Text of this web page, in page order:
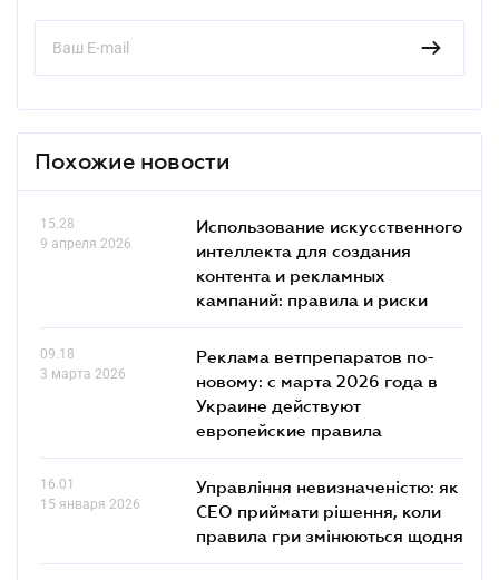
Похожие новости
15.28
9 апреля 2026
Использование искусственного
интеллекта для создания
контента и рекламных
кампаний: правила и риски
09.18
3 марта 2026
Реклама ветпрепаратов по-
новому: с марта 2026 года в
Украине действуют
европейские правила
16.01
15 января 2026
Управління невизначеністю: як
СЕО приймати рішення, коли
правила гри змінюються щодня